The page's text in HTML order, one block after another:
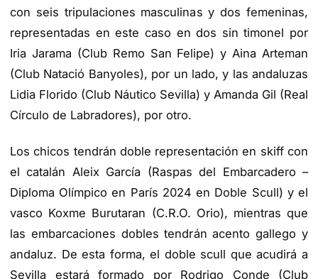
con seis tripulaciones masculinas y dos femeninas,
representadas en este caso en dos sin timonel por
Iria Jarama (Club Remo San Felipe) y Aina Arteman
(Club Natació Banyoles), por un lado, y las andaluzas
Lidia Florido (Club Náutico Sevilla) y Amanda Gil (Real
Círculo de Labradores), por otro.
Los chicos tendrán doble representación en skiff con
el catalán Aleix García (Raspas del Embarcadero –
Diploma Olímpico en París 2024 en Doble Scull) y el
vasco Koxme Burutaran (C.R.O. Orio), mientras que
las embarcaciones dobles tendrán acento gallego y
andaluz. De esta forma, el doble scull que acudirá a
Sevilla estará formado por Rodrigo Conde (Club